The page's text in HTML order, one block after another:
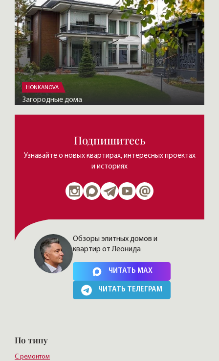
HONKANOVA
Загородные дома
Подпишитесь
Узнавайте о новых квартирах, интересных проектах
и историях
Нажимая на кнопку, Вы соглашаетесь cполитикой сайта
Обзоры элитных домов и
квартир от Леонида
ЧИТАТЬ MAX
ЧИТАТЬ ТЕЛЕГРАМ
По типу
С ремонтом